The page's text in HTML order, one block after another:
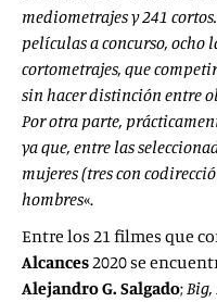
mediometrajes y 241
películas a concurso, ocho
cortometrajes, que
sin hacer distinción entre
Por otra parte,
ya que, entre las
mujeres (tres con
hombres«.
Entre los 21 filmes que
Alcances2020 se
Alejandro G. Salgado;Big,